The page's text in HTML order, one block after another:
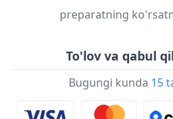
preparatning
To'lov va qabul
Bugungi kunda 15